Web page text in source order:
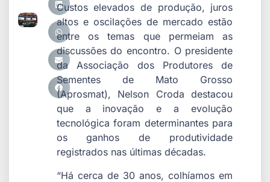
Custos elevados de produção, juros
altos e oscilações de mercado estão
entre os temas que permeiam as
discussões do encontro. O presidente
da Associação dos Produtores de
Sementes de Mato Grosso
(Aprosmat), Nelson Croda destacou
que a inovação e a evolução
tecnológica foram determinantes para
os ganhos de produtividade
registrados nas últimas décadas.
“Há cerca de 30 anos, colhíamos em